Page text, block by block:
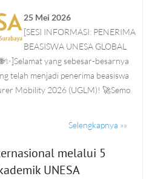
25 Mei 2026
[SESI INFORMASI: PENERIMA
BEASISWA UNESA GLOBAL
yang sebesar-besarnya
telah menjadi penerima beasiswa
Mobility 2026 (UGLM)! 🚀Semo
Selengkapnya »»
melalui 5
UNESA